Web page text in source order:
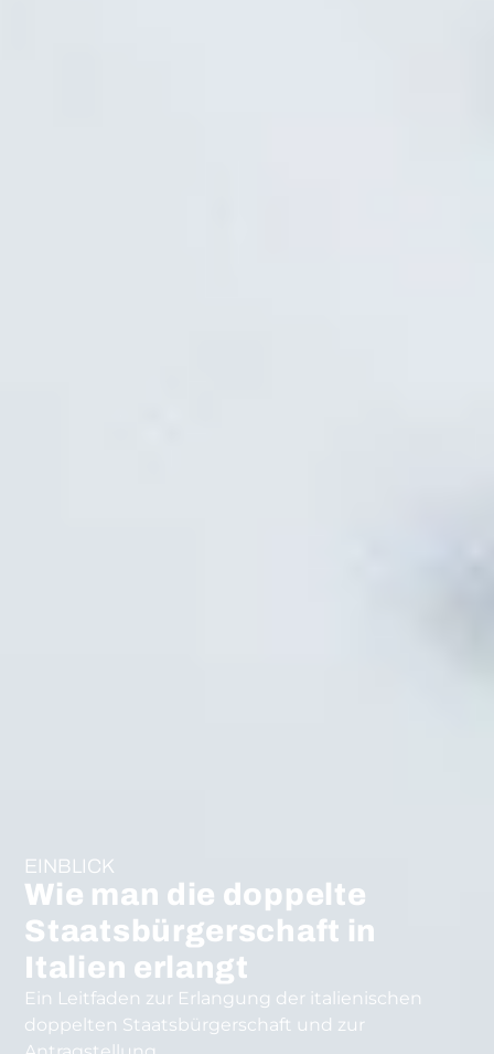
EINBLICK
Wie man die doppelte
Staatsbürgerschaft in
Italien erlangt
Ein Leitfaden zur Erlangung der italienischen
doppelten Staatsbürgerschaft und zur